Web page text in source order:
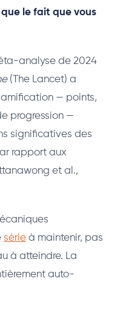
le fait que vous
analyse de 2024
(The Lancet) a
— points,
progression —
significatives des
rapport aux
et al.,
série à maintenir, pas
à atteindre. La
auto-